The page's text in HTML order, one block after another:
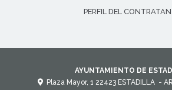
PERFIL DEL
AYUNTAMIENTO DE
Plaza Mayor, 1 22423 ESTADILLA -